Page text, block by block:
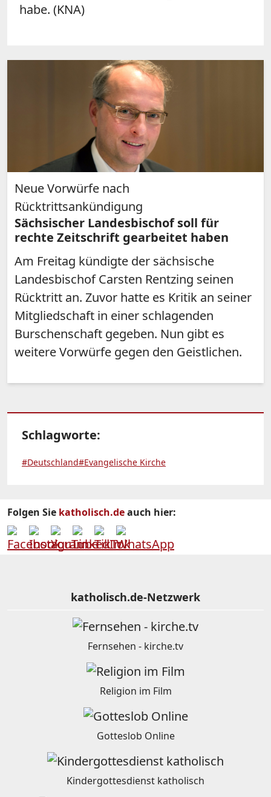
habe. (KNA)
Neue Vorwürfe nach
Rücktrittsankündigung
Sächsischer Landesbischof soll für
rechte Zeitschrift gearbeitet haben
Am Freitag kündigte der sächsische
Landesbischof Carsten Rentzing seinen
Rücktritt an. Zuvor hatte es Kritik an seiner
Mitgliedschaft in einer schlagenden
Burschenschaft gegeben. Nun gibt es
weitere Vorwürfe gegen den Geistlichen.
Schlagworte:
#Deutschland#Evangelische Kirche
Folgen Sie katholisch.deauch hier:
katholisch.de-Netzwerk
Fernsehen - kirche.tv
Religion im Film
Gotteslob Online
Kindergottesdienst katholisch